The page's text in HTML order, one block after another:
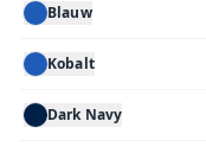
Blauw
Kobalt
Dark Navy